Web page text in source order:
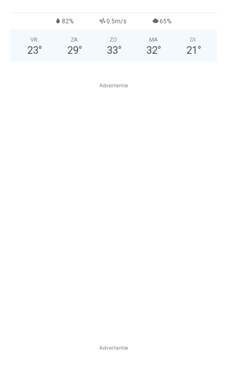
82% 0.5m/s 65%
VR
23°
ZA
29°
ZO
33°
MA
32°
DI
21 °
Advertentie
Advertentie